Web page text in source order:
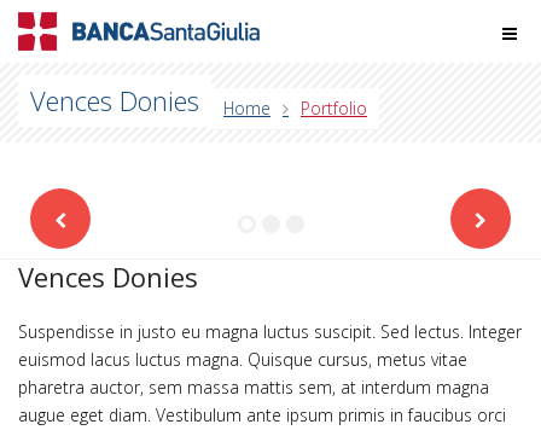
Vences Donies Home Portfolio
Vences Donies
Suspendisse in justo eu magna luctus suscipit. Sed lectus. Integer
euismod lacus luctus magna. Quisque cursus, metus vitae
pharetra auctor, sem massa mattis sem, at interdum magna
augue eget diam. Vestibulum ante ipsum primis in faucibus orci